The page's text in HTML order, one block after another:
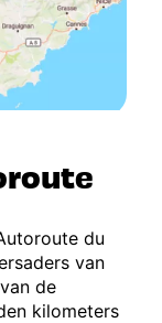
du
van
de
kilometers